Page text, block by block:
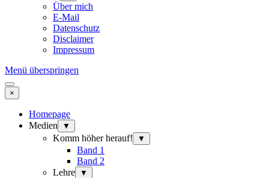
Über mich
E-Mail
Datenschutz
Disclaimer
Impressum
Menü überspringen
×
Homepage
Medien
▼
Komm höher herauf! ▼
Band 1
Band 2
Lehre
▼